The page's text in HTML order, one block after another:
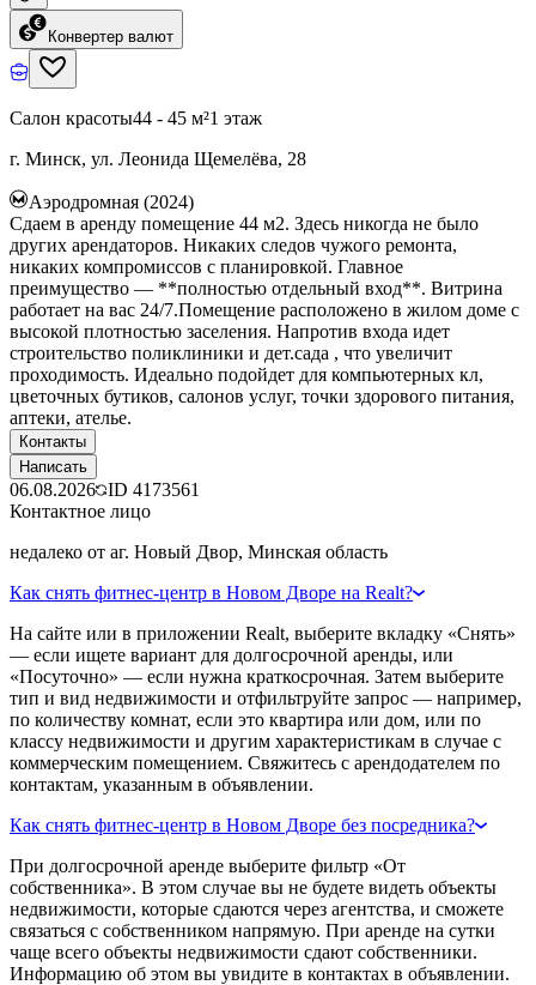
Конвертер валют
Салон красоты44 - 45 м²1 этаж
г. Минск, ул. Леонида Щемелёва, 28
Аэродромная (2024)
Сдаем в аренду помещение 44 м2. Здесь никогда не было
других арендаторов. Никаких следов чужого ремонта,
никаких компромиссов с планировкой. Главное
преимущество — **полностью отдельный вход**. Витрина
работает на вас 24/7.Помещение расположено в жилом доме с
высокой плотностью заселения. Напротив входа идет
строительство поликлиники и дет.сада , что увеличит
проходимость. Идеально подойдет для компьютерных кл,
цветочных бутиков, салонов услуг, точки здорового питания,
аптеки, ателье.
Контакты
Написать
06.08.2026 ID 4173561
Контактное лицо
недалеко от аг. Новый Двор, Минская область
Как снять фитнес-центр в Новом Дворе на Realt?
На сайте или в приложении Realt, выберите вкладку «Снять»
— если ищете вариант для долгосрочной аренды, или
«Посуточно» — если нужна краткосрочная. Затем выберите
тип и вид недвижимости и отфильтруйте запрос — например,
по количеству комнат, если это квартира или дом, или по
классу недвижимости и другим характеристикам в случае с
коммерческим помещением. Свяжитесь с арендодателем по
контактам, указанным в объявлении.
Как снять фитнес-центр в Новом Дворе без посредника?
При долгосрочной аренде выберите фильтр «От
собственника». В этом случае вы не будете видеть объекты
недвижимости, которые сдаются через агентства, и сможете
связаться с собственником напрямую. При аренде на сутки
чаще всего объекты недвижимости сдают собственники.
Информацию об этом вы увидите в контактах в объявлении.